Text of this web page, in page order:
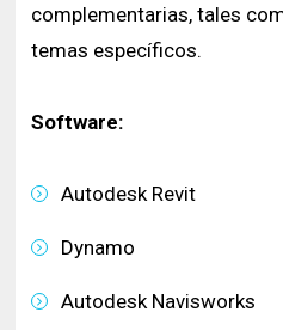
complementarias, tales
temas específicos.
Software:
Autodesk Revit
Dynamo
Autodesk Navisworks